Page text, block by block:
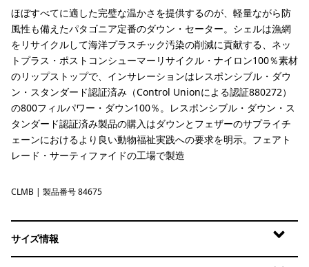
ほぼすべてに適した完璧な温かさを提供するのが、軽量ながら防
風性も備えたパタゴニア定番のダウン・セーター。シェルは漁網
をリサイクルして海洋プラスチック汚染の削減に貢献する、ネッ
トプラス・ポストコンシューマーリサイクル・ナイロン100％素材
のリップストップで、インサレーションはレスポンシブル・ダウ
ン・スタンダード認証済み（Control Unionによる認証880272）
の800フィルパワー・ダウン100％。レスポンシブル・ダウン・ス
タンダード認証済み製品の購入はダウンとフェザーのサプライチ
ェーンにおけるより良い動物福祉実践への要求を明示。フェアト
レード・サーティファイドの工場で製造
Clement Blue
CLMB | 製品番号 84675
サイズ情報